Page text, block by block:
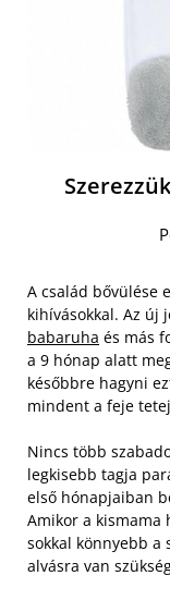
A család bővülése
kihívásokkal. Az új
babaruha és más
a 9 hónap alatt
későbbre hagyni
mindent a feje
Nincs több
legkisebb tagja
első hónapjaiban
Amikor a kismama
sokkal könnyebb a
alvásra van